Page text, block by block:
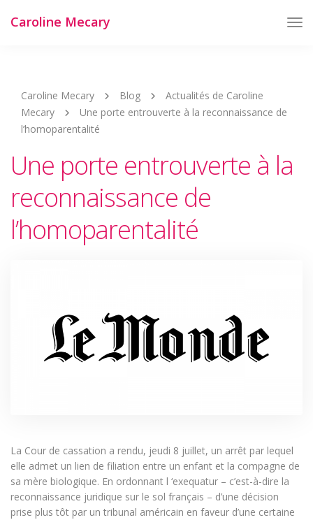
Caroline Mecary
Caroline Mecary Blog
Actualités de Caroline
Mecary
Une porte entrouverte à la reconnaissance de
l’homoparentalité
Une porte entrouverte à la
reconnaissance de
l’homoparentalité
La Cour de cassation a rendu, jeudi 8 juillet, un arrêt par lequel
elle admet un lien de filiation entre un enfant et la compagne de
sa mère biologique. En ordonnant l ‘exequatur – c’est-à-dire la
reconnaissance juridique sur le sol français – d’une décision
prise plus tôt par un tribunal américain en faveur d’une certaine